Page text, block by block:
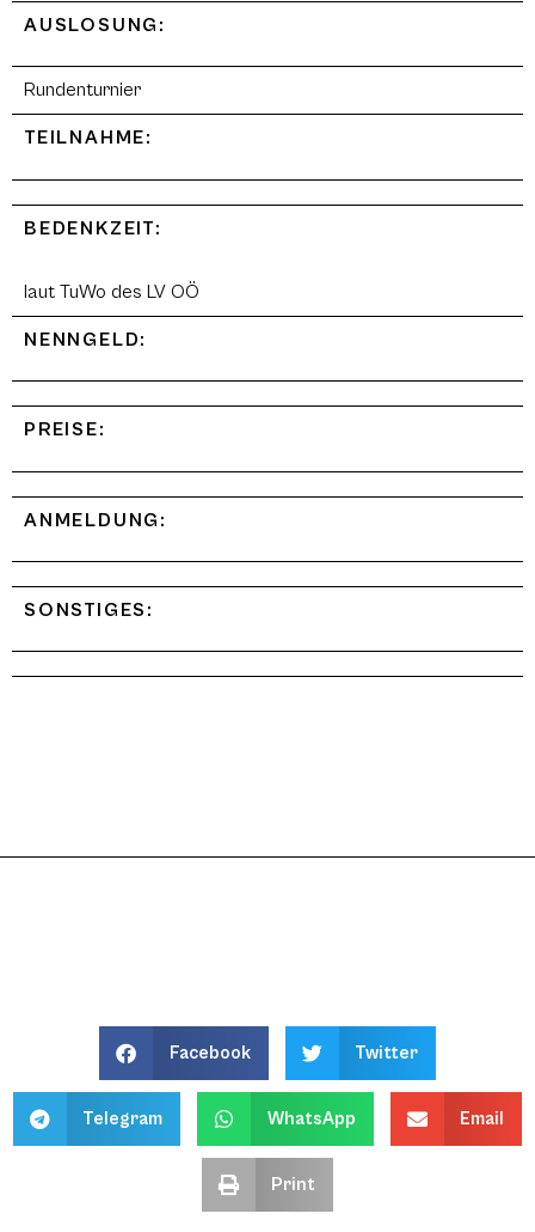
AUSLOSUNG:
Rundenturnier
TEILNAHME:
BEDENKZEIT:
laut TuWo des LV OÖ
NENNGELD:
PREISE:
ANMELDUNG:
SONSTIGES:
Facebook Twitter
Telegram WhatsApp Email
Print